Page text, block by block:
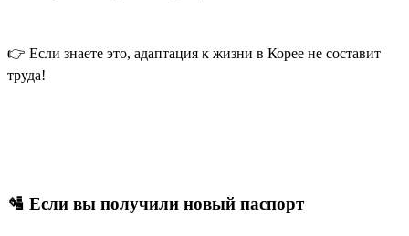
👉 Если знаете это, адаптация к жизни в Корее не составит
труда!
🛂 Если вы получили новый паспорт